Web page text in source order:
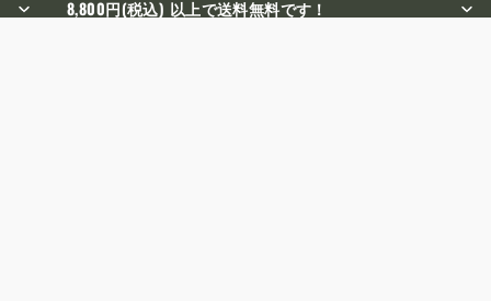
8,800円(税込) 以上で送料無料です！